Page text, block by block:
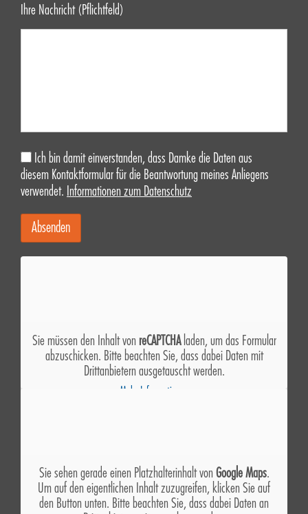
Ihre Nachricht (Pflichtfeld)
Ich bin damit einverstanden, dass Damke die Daten aus
diesem Kontaktformular für die Beantwortung meines Anliegens
verwendet. Informationen zum Datenschutz
Sie müssen den Inhalt von reCAPTCHAladen, um das Formular
abzuschicken. Bitte beachten Sie, dass dabei Daten mit
Drittanbietern ausgetauscht werden.
Mehr Informationen
Sie sehen gerade einen Platzhalterinhalt von Google Maps.
Um auf den eigentlichen Inhalt zuzugreifen, klicken Sie auf
den Button unten. Bitte beachten Sie, dass dabei Daten an